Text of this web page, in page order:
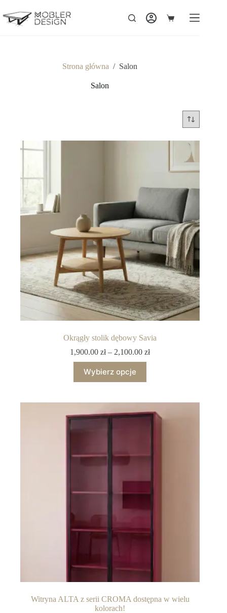
Strona główna / Salon
Salon
Okrągły stolik dębowy Savia
1,900.00zł – 2,100.00zł
Wybierz opcje
Witryna ALTA z serii CROMA dostępna w wielu
kolorach!